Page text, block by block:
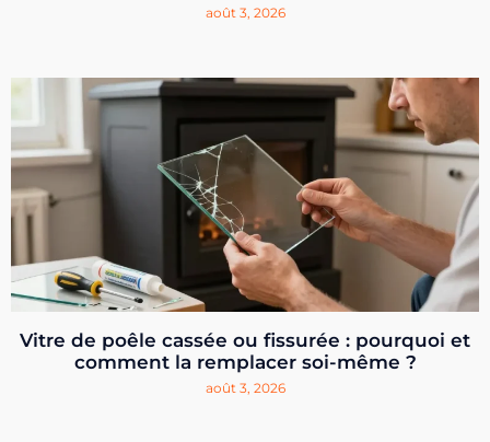
août 3, 2026
Vitre de poêle cassée ou fissurée : pourquoi et
comment la remplacer soi-même ?
août 3, 2026